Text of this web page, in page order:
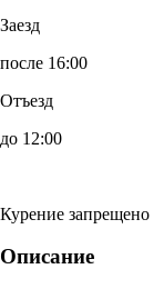
Заезд
после 16:00
Отъезд
до 12:00
Курение запрещено
Описание